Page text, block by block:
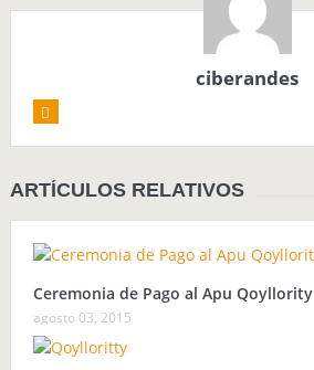
ciberandes
ARTÍCULOS RELATIVOS
Ceremonia de Pago al Apu Qoyllority
agosto 03, 2015